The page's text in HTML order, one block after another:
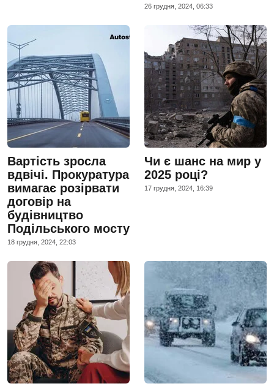
26 грудня, 2024, 06:33
Вартість зросла
вдвічі. Прокуратура
вимагає розірвати
договір на
будівництво
Подільського мосту
18 грудня, 2024, 22:03
Чи є шанс на мир у
2025 році?
17 грудня, 2024, 16:39